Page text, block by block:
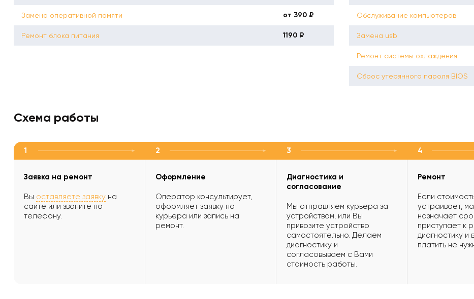
Замена оперативной памяти от 390 ₽
Ремонт блока питания 1190 ₽
Обслуживание компьютеров
Замена usb
Ремонт системы охлаждения
Сброс утерянного пароля BIOS
Схема работы
1
Заявка на ремонт
Вы оставляете заявку на
сайте или звоните по
телефону.
2
Оформление
Оператор консультирует,
оформляет заявку на
курьера или запись на
ремонт.
3
Диагностика и
согласование
Мы отправляем курьера за
устройством, или Вы
привозите устройство
самостоятельно. Делаем
диагностику и
согласовываем с Вами
стоимость работы.
4
Ремонт
Если
устраивает,
назначает
приступает к
диагностику и
платить не